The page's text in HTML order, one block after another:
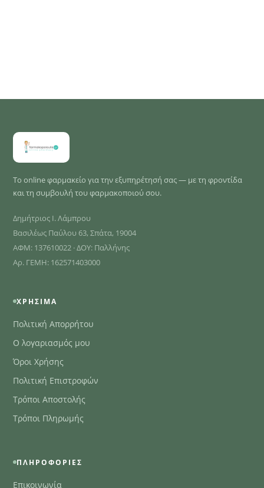
Το online φαρμακείο για την εξυπηρέτησή σας — με τη φροντίδα
και τη συμβουλή του φαρμακοποιού σου.
Δημήτριος Ι. Λάμπρου
Βασιλέως Παύλου 63, Σπάτα, 19004
ΑΦΜ: 137610022 · ΔΟΥ: Παλλήνης
Αρ. ΓΕΜΗ: 162571403000
ΧΡΉΣΙΜΑ
Πολιτική Απορρήτου
Ο λογαριασμός μου
Όροι Χρήσης
Πολιτική Επιστροφών
Τρόποι Αποστολής
Τρόποι Πληρωμής
ΠΛΗΡΟΦΟΡΊΕΣ
Επικοινωνία